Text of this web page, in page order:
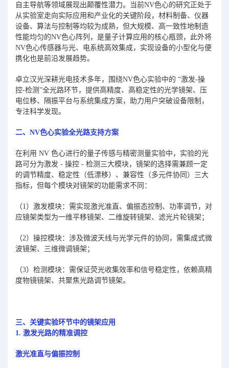
自主导航等领域展现出颠覆性潜力。当前NV色心的研究正处于
从实验室走向实际应用和产业化的关键阶段，材料制备、仪器
设备、算法与控制等均较为成熟，但大规模、高一致性地制造
性能均匀的NV色心阵列，是量子计算应用的核心瓶颈，此外将
NV色心传感器与光、电系统高效集成，实现设备的小型化与便
携化也是前沿发展趋势。
卓立汉光深耕光电技术多年，围绕NV色心实验中的 “激发-操
控-检测”全光路环节，提供高精度、高稳定性的光学镜架、压
电位移、隔振平台与系统集成方案，助力用户突破设备限制，
专注科学发现。
二、NV色心实验全光路支持方案
在利用 NV 色心进行的量子传感与精密测量实验中，实验的光
路可分为激发 - 操控 - 检测三大模块，镜架的选择需兼顾一定
的调节精度、稳定性（低漂移）、兼容性（多元件协同）三大
指标，但每个模块对镜架的功能需求不同：
（1）激发模块：需实现激光准直、偏振态控制、功率调节，对
应镜架类型为一维平移镜架、二维旋转镜架、滤光片轮镜架；
（2）操控模块：涉及微波天线与光学元件的协同，需集成式微
波镜架、三维微调镜架；
（3）检测模块：需保证荧光收集效率和信号稳定性，依赖高精
度物镜镜架、共聚焦光路调节镜架。
三、关键实验环节中的镜架应用
1. 激发光路的精准调控
激光准直与偏振控制